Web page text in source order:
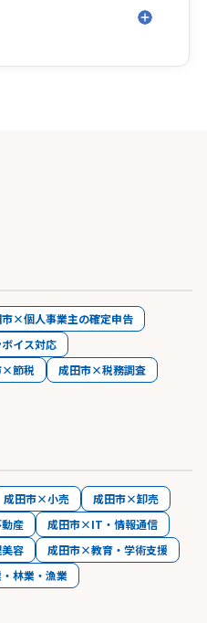
×個人事業主の確定申告
イス対応
×節税
成田市×税務調査
成田市×小売
成田市×卸売
産
成田市×IT・情報通信
容
成田市×教育・学術支援
林業・漁業